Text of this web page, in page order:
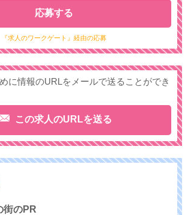
『求人のワークゲート』経由の応募
応募する
に情報のURLをメールで送ることができ
この求人のURLを送る
街のPR